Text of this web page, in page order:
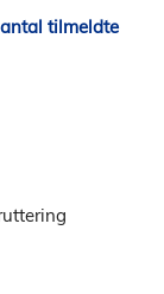
tilmeldte